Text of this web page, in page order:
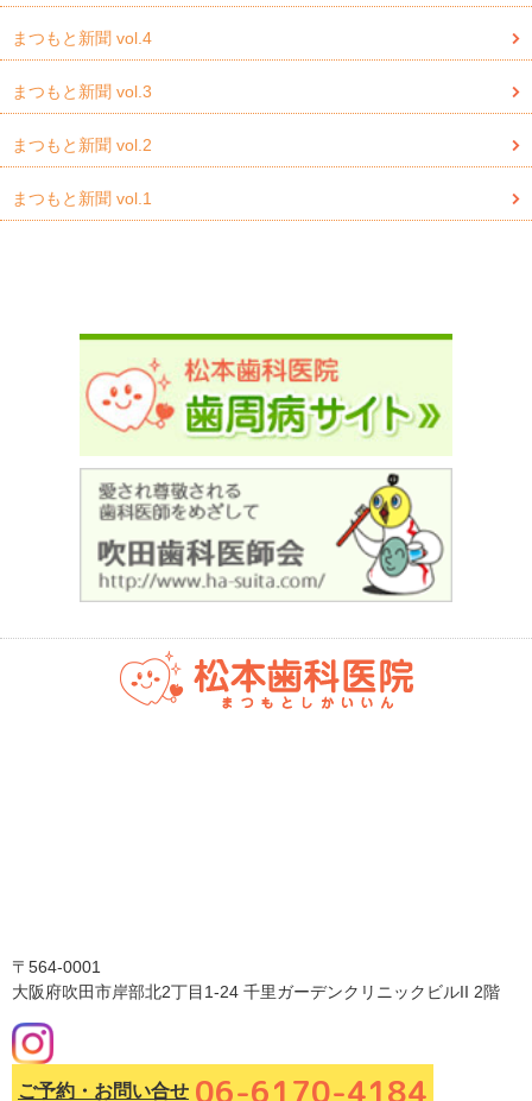
まつもと新聞 vol.4
まつもと新聞 vol.3
まつもと新聞 vol.2
まつもと新聞 vol.1
〒564-0001
大阪府吹田市岸部北2丁目1-24 千里ガーデンクリニックビルII 2階
ご予約・お問い合せ 06-6170-4184